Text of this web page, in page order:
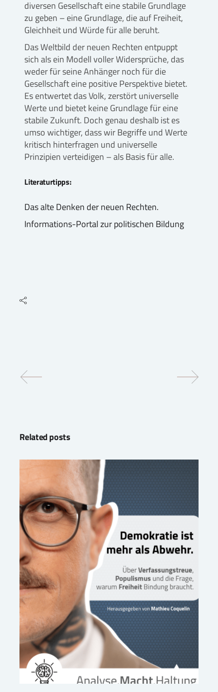
diversen Gesellschaft eine stabile Grundlage
zu geben – eine Grundlage, die auf Freiheit,
Gleichheit und Würde für alle beruht.
Das Weltbild der neuen Rechten entpuppt
sich als ein Modell voller Widersprüche, das
weder für seine Anhänger noch für die
Gesellschaft eine positive Perspektive bietet.
Es entwertet das Volk, zerstört universelle
Werte und bietet keine Grundlage für eine
stabile Zukunft. Doch genau deshalb ist es
umso wichtiger, dass wir Begriffe und Werte
kritisch hinterfragen und universelle
Prinzipien verteidigen – als Basis für alle.
Literaturtipps:
Das alte Denken der neuen Rechten.
Informations-Portal zur politischen Bildung
Related posts